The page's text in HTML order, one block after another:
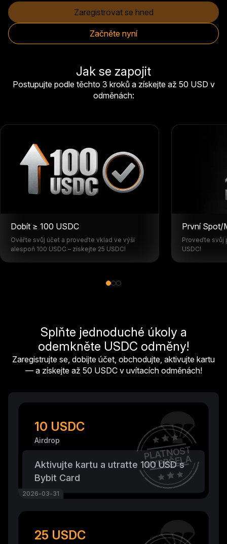
Zaregistrovat se hned
Začněte nyní
Jak se zapojit
Postupujte podle těchto 3 kroků a získejte až 50 USD v
odměnách:
Dobít ≥ 100 USDC
Ověřte svůj účet a proveďte vklad ve výši
alespoň 100 USDC – získejte 25 USDC!
První Spot/
Proveďte svůj
USDC!
Splňte jednoduché úkoly a
odemkněte USDC odměny!
Zaregistrujte se, dobijte účet, obchodujte, aktivujte kartu
— a získejte až 50 USDC v uvítacích odměnách!
10 USDC
Airdrop
Aktivujte kartu a utratte 100 USD s
Bybit Card
PLATNOST
VYPRŠELA
2026-03-31
25 USDC